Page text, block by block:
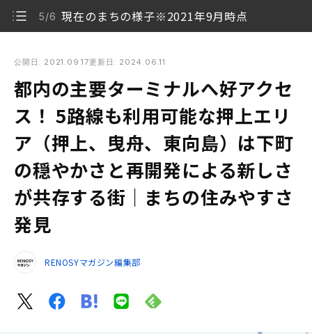
5/6 現在のまちの様子※2021年9月時点
エリア（押上、曳舟、東向島）は下町の穏やかさと再開発によ
交通の利便性が高く人気の押上エリア
2/6 墨田区の特徴
3/6 これまでの墨田区周辺の再開発
4/6 押上、曳舟、東向島の基本情報
5/6 現在のまちの様子※2021年9月時点
6/6
押上を中心に、都内のあらゆるターミナルへ好アクセ
公開日: 2021.09.17更新日: 2024.06.11
都内の主要ターミナルへ好アクセ
ス！ 5路線も利用可能な押上エリ
ア（押上、曳舟、東向島）は下町
の穏やかさと再開発による新しさ
が共存する街｜まちの住みやすさ
発見
RENOSYマガジン編集部